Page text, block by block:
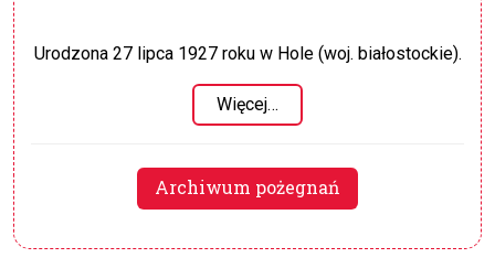
Urodzona 27 lipca 1927 roku w Hole (woj. białostockie).
Więcej…
Archiwum pożegnań